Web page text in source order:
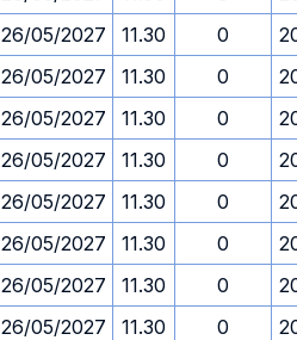
26/05/2027 11.30 0
26/05/2027 11.30 0
26/05/2027 11.30 0
26/05/2027 11.30 0
26/05/2027 11.30 0
26/05/2027 11.30 0
26/05/2027 11.30 0
26/05/2027 11.30 0